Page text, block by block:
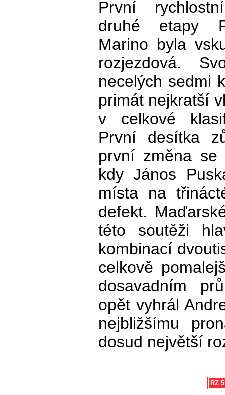
První
druhé etapy
Marino byla
rozjezdová.
necelých sedmi
primát nejkratší
v celkové
První desítka
první změna
kdy János
místa na
defekt.
této soutěži
kombinací
celkově
dosavadním
opět vyhrál
nejbližšímu
dosud největší
RZ